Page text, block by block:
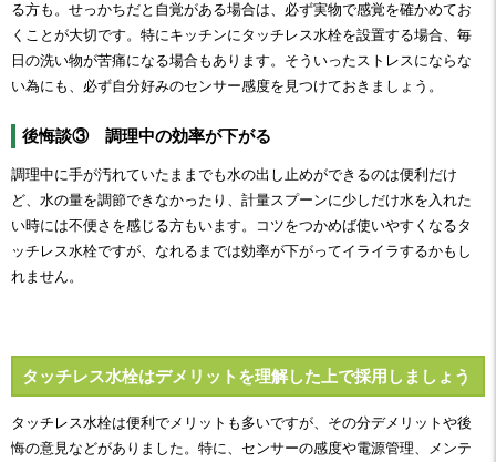
る方も。せっかちだと自覚がある場合は、必ず実物で感覚を確かめてお
くことが大切です。特にキッチンにタッチレス水栓を設置する場合、毎
日の洗い物が苦痛になる場合もあります。そういったストレスにならな
い為にも、必ず自分好みのセンサー感度を見つけておきましょう。
後悔談③ 調理中の効率が下がる
調理中に手が汚れていたままでも水の出し止めができるのは便利だけ
ど、水の量を調節できなかったり、計量スプーンに少しだけ水を入れた
い時には不便さを感じる方もいます。コツをつかめば使いやすくなるタ
ッチレス水栓ですが、なれるまでは効率が下がってイライラするかもし
れません。
タッチレス水栓はデメリットを理解した上で採用しましょう
タッチレス水栓は便利でメリットも多いですが、その分デメリットや後
悔の意見などがありました。特に、センサーの感度や電源管理、メンテ